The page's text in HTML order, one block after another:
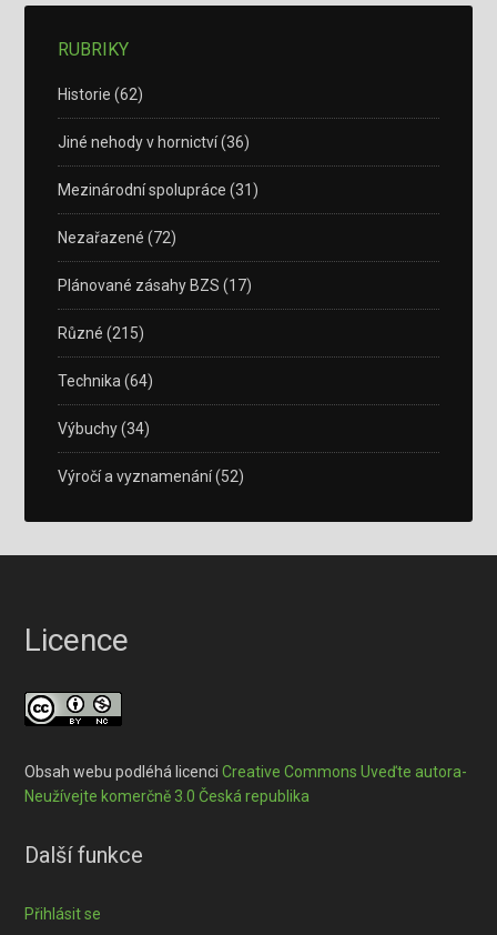
RUBRIKY
Historie (62)
Jiné nehody v hornictví(36)
Mezinárodní spolupráce (31)
Nezařazené (72)
Plánované zásahy BZS (17)
Různé (215)
Technika (64)
Výbuchy(34)
Výročí a vyznamenání(52)
Licence
Obsah webu podléhá licenciCreative Commons Uveďte autora-
Neužívejte komerčně 3.0 Česká republika
Další funkce
Přihlásit se